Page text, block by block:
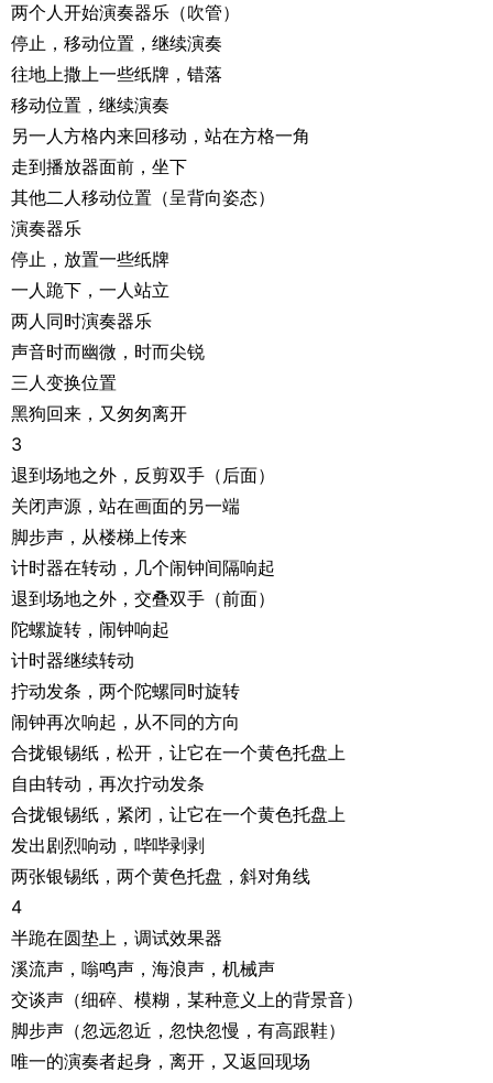
两个人开始演奏器乐（吹管）
停止，移动位置，继续演奏
往地上撒上一些纸牌，错落
移动位置，继续演奏
另一人方格内来回移动，站在方格一角
走到播放器面前，坐下
其他二人移动位置（呈背向姿态）
演奏器乐
停止，放置一些纸牌
一人跪下，一人站立
两人同时演奏器乐
声音时而幽微，时而尖锐
三人变换位置
黑狗回来，又匆匆离开
3
退到场地之外，反剪双手（后面）
关闭声源，站在画面的另一端
脚步声，从楼梯上传来
计时器在转动，几个闹钟间隔响起
退到场地之外，交叠双手（前面）
陀螺旋转，闹钟响起
计时器继续转动
拧动发条，两个陀螺同时旋转
闹钟再次响起，从不同的方向
合拢银锡纸，松开，让它在一个黄色托盘上
自由转动，再次拧动发条
合拢银锡纸，紧闭，让它在一个黄色托盘上
发出剧烈响动，哔哔剥剥
两张银锡纸，两个黄色托盘，斜对角线
4
半跪在圆垫上，调试效果器
溪流声，嗡鸣声，海浪声，机械声
交谈声（细碎、模糊，某种意义上的背景音）
脚步声（忽远忽近，忽快忽慢，有高跟鞋）
唯一的演奏者起身，离开，又返回现场